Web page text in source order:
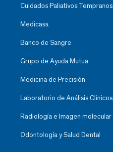
Cuidados Paliativos Tempranos
Medicasa
Banco de Sangre
Grupo de Ayuda Mutua
Medicina de Precisión
Laboratorio de Análisis Clínicos
Radiología e Imagen molecular
Odontología y Salud Dental